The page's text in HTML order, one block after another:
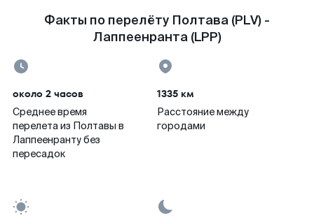
Факты по перелёту Полтава (PLV) -
Лаппеенранта (LPP)
около 2 часов
Среднее время
перелета из Полтавы в
Лаппеенранту без
пересадок
1335 км
Расстояние между
городами